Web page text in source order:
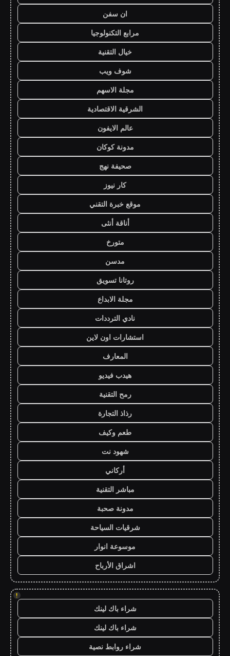
ان سفن
مرابع التكنولوجيا
خيال التقنية
شوف ويب
مجلة الاسهم
الشرقية الاقتصادية
عالم الايفون
مدونة كوكان
صحيفة نهج
كار نيوز
موقع خبرة التقني
أناقة أنثى
متورخ
مدسن
روتانا تسويق
مجلة الابداع
نادي الترددات
استشارات اون لاين
المعارف
هيدب فيديو
رمح التقنية
رذاذ التجارة
طعم وكيف
شهود نت
أركاني
مباشر التقنية
مدونة صحبة
شرقيات السياحة
موسوعة انوار
اشراق الأرباح
!
شراء باك لينك
شراء باك لينك
شراء روابط نصية